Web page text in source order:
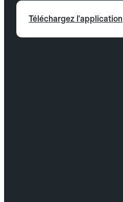
Téléchargez l'application